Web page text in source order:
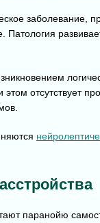
заболевание,
Патология
отсутствует
паранойю